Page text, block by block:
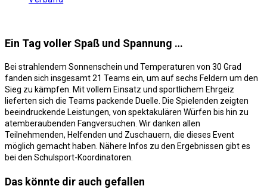
Ein Tag voller Spaß und Spannung …
Bei strahlendem Sonnenschein und Temperaturen von 30 Grad
fanden sich insgesamt 21 Teams ein, um auf sechs Feldern um den
Sieg zu kämpfen. Mit vollem Einsatz und sportlichem Ehrgeiz
lieferten sich die Teams packende Duelle. Die Spielenden zeigten
beeindruckende Leistungen, von spektakulären Würfen bis hin zu
atemberaubenden Fangversuchen. Wir danken allen
Teilnehmenden, Helfenden und Zuschauern, die dieses Event
möglich gemacht haben. Nähere Infos zu den Ergebnissen gibt es
bei den Schulsport-Koordinatoren.
Das könnte dir auch gefallen